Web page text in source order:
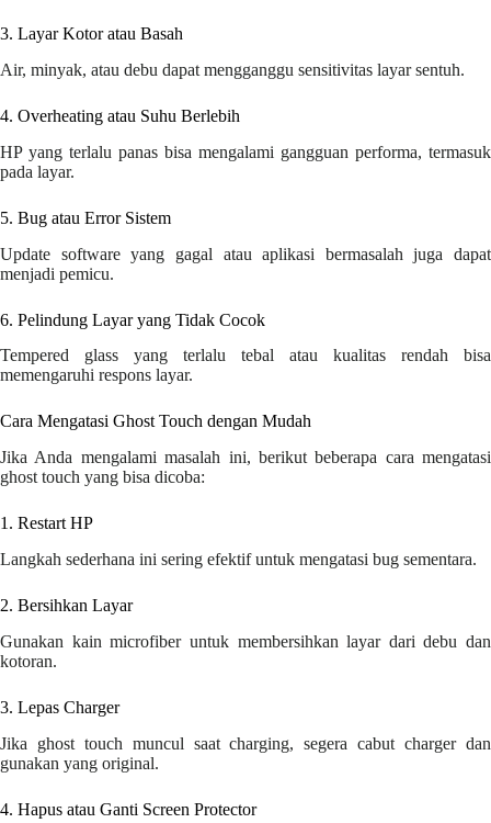
3. Layar Kotor atau Basah
Air, minyak, atau debu dapat mengganggu sensitivitas layar sentuh.
4. Overheating atau Suhu Berlebih
HP yang terlalu panas bisa mengalami gangguan performa, termasuk
pada layar.
5. Bug atau Error Sistem
Update software yang gagal atau aplikasi bermasalah juga dapat
menjadi pemicu.
6. Pelindung Layar yang Tidak Cocok
Tempered glass yang terlalu tebal atau kualitas rendah bisa
memengaruhi respons layar.
Cara Mengatasi Ghost Touch dengan Mudah
Jika Anda mengalami masalah ini, berikut beberapa cara mengatasi
ghost touch yang bisa dicoba:
1. Restart HP
Langkah sederhana ini sering efektif untuk mengatasi bug sementara.
2. Bersihkan Layar
Gunakan kain microfiber untuk membersihkan layar dari debu dan
kotoran.
3. Lepas Charger
Jika ghost touch muncul saat charging, segera cabut charger dan
gunakan yang original.
4. Hapus atau Ganti Screen Protector